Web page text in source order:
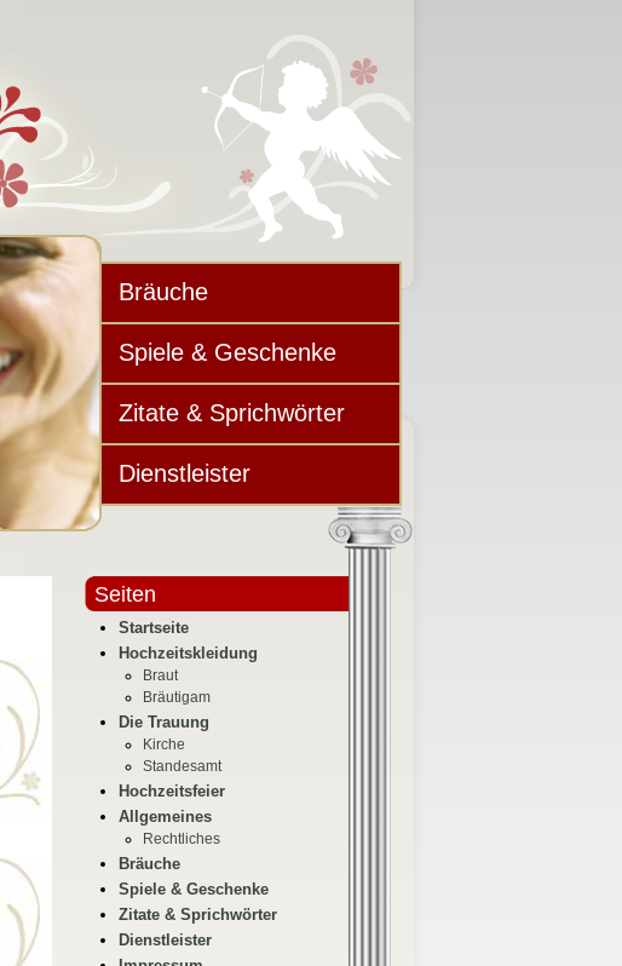
Bräuche
Spiele & Geschenke
Zitate & Sprichwörter
Dienstleister
Seiten
Startseite
Hochzeitskleidung
Braut
Bräutigam
Die Trauung
Kirche
Standesamt
Hochzeitsfeier
Allgemeines
Rechtliches
Bräuche
Spiele & Geschenke
Zitate & Sprichwörter
Dienstleister